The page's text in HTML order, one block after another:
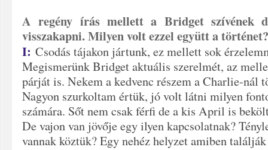
A regény írás mellett a Bridget szívének
visszakapni. Milyen volt ezzel együtt a történet?
I: Csodás tájakon jártunk, ez mellett sok
Megismerünk Bridget aktuális szerelmét, az
párját is. Nekem a kedvenc részem a Charlie-nál
Nagyon szurkoltam értük, jó volt látni milyen
számára. Sőt nem csak férfi de a kis April is
De vajon van jövője egy ilyen kapcsolatnak?
vannak köztük? Egy nehéz helyzet amiben